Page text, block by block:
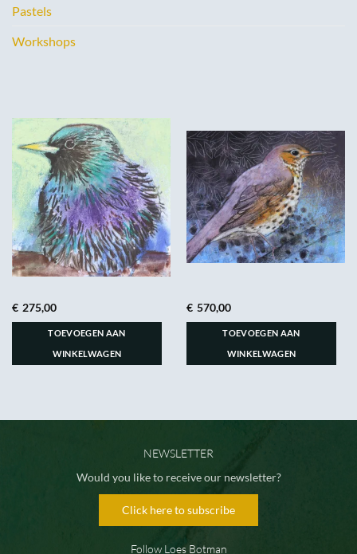
Pastels
Workshops
€ 275,00
TOEVOEGEN AAN
WINKELWAGEN
€ 570,00
TOEVOEGEN AAN
WINKELWAGEN
NEWSLETTER
Would you like to receive our newsletter?
Click here to subscribe
Follow Loes Botman